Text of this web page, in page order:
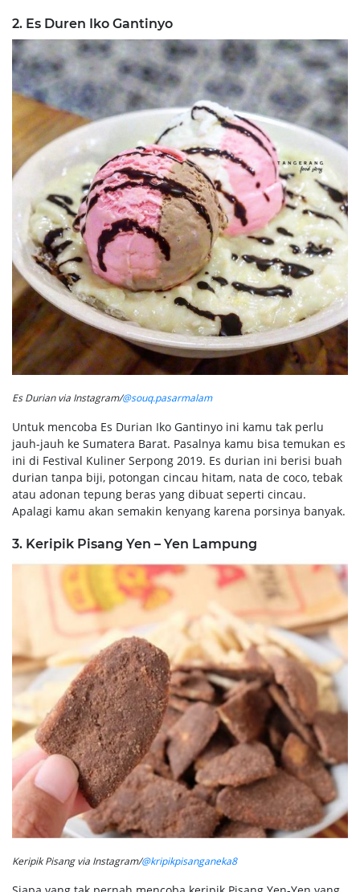
2. Es Duren Iko Gantinyo
Es Durian via Instagram/@souq.pasarmalam
Untuk mencoba Es Durian Iko Gantinyo ini kamu tak perlu
jauh-jauh ke Sumatera Barat. Pasalnya kamu bisa temukan es
ini di Festival Kuliner Serpong 2019. Es durian ini berisi buah
durian tanpa biji, potongan cincau hitam, nata de coco, tebak
atau adonan tepung beras yang dibuat seperti cincau.
Apalagi kamu akan semakin kenyang karena porsinya banyak.
3. Keripik Pisang Yen – Yen Lampung
Keripik Pisang via Instagram/@kripikpisanganeka8